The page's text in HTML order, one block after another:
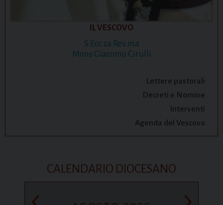
IL VESCOVO
S.Ecc.za Rev.ma
Mons Giacomo Cirulli
Lettere pastorali
Decreti e Nomine
Interventi
Agenda del Vescovo
CALENDARIO DIOCESANO